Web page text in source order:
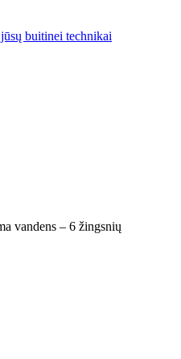
buitinei technikai
vandens – 6 žingsnių